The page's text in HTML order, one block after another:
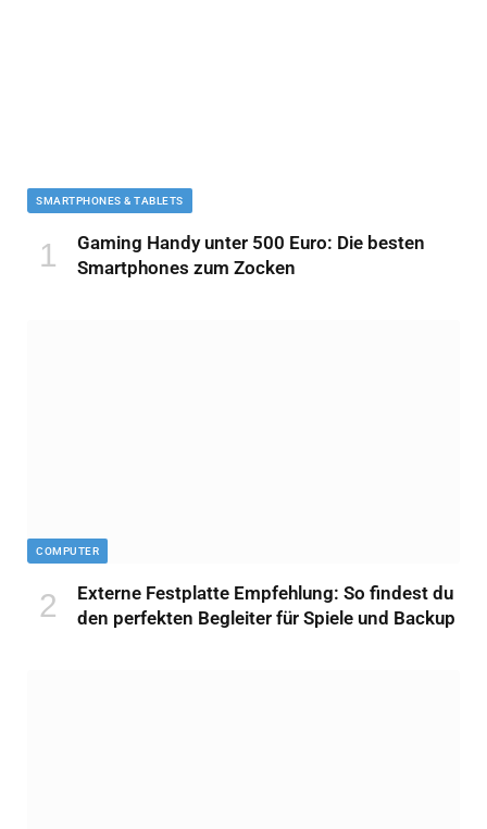
SMARTPHONES & TABLETS
Gaming Handy unter 500 Euro: Die besten
Smartphones zum Zocken
COMPUTER
Externe Festplatte Empfehlung: So findest du
den perfekten Begleiter für Spiele und Backup